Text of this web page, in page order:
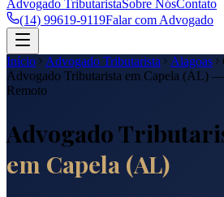
Advogado TributaristaSobre NósContato
(14) 99619-9119Falar com Advogado
Início Advogado Tributarista Alagoas
Advogado Tributarista em Capela (AL) —
Remoto
Advogado
em Capela (AL)